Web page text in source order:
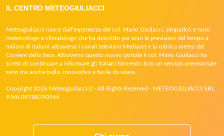
IL CENTRO METEOGIULIACCI
Meteogiuliacci nasce dall’esperienza del col. Mario Giuliacci, simpatico e noto
meteorologo e climatologo che ha descritto per anni le previsioni del tempo a
milioni di italiani attraverso i canali televisivi Mediaset e la rubrica meteo del
Corriere della Sera. Attraverso questo nuovo portale il col. Mario Giuliacci ha
scelto di continuare a informare gli italiani fornendo loro un servizio previsionale
serio ma anche bello, innovativo e facile da usare.
Copyright 2026 Meteogiuliacci.it - All Rights Reserved - METEOGIULIACCI SRL
P.IVA 09788290964